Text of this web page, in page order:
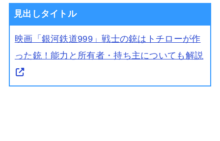
見出しタイトル
映画「銀河鉄道999」戦士の銃はトチローが作
った銃！能力と所有者・持ち主についても解説